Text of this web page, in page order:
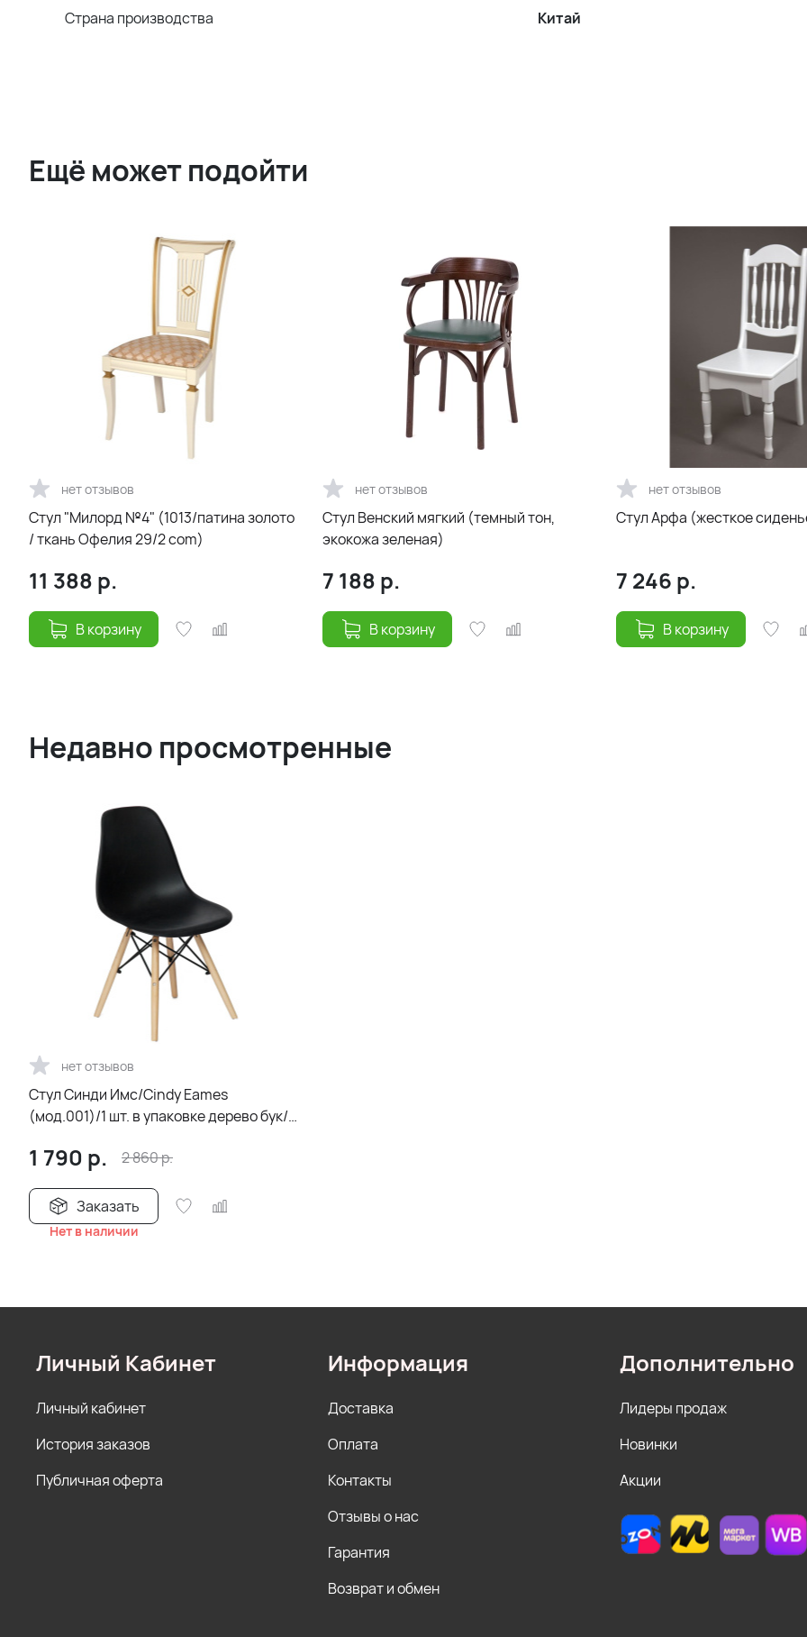
Страна производства Китай
Ещё может подойти
нет отзывов
Стул "Милорд №4" (1013/патина золото
/ ткань Офелия 29/2 com)
11 388 р.
В корзину
нет отзывов
Стул Венский мягкий (темный тон,
экокожа зеленая)
7 188 р.
В корзину
нет отзывов
Стул Арфа (жесткое
7 246 р.
В корзину
Недавно просмотренные
нет отзывов
Стул Синди Имс/Cindy Eames
(мод.001)/1 шт. в упаковке дерево бук/
1 790 р. 2 860р.
Заказать
Нет в наличии
Личный Кабинет
Личный кабинет
История заказов
Публичная оферта
Информация
Доставка
Оплата
Контакты
Отзывы о нас
Гарантия
Возврат и обмен
Дополнительно
Лидеры продаж
Новинки
Акции